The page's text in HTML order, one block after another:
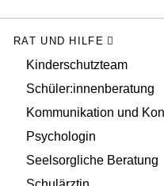
RAT UND HILFE
Kinderschutzteam
Schüler:innenberatung
Kommunikation und
Psychologin
Seelsorgliche Beratung